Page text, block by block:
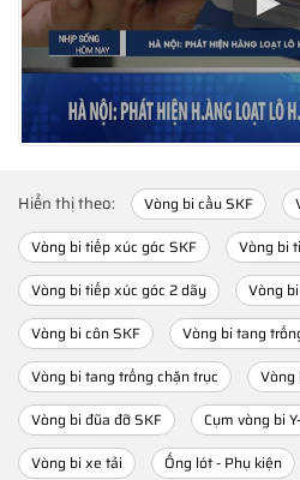
Hiển thị theo: Vòng bi cầu SKF
Vòng bi tiếp xúc góc SKF
Vòng bi
Vòng bi tiếp xúc góc 2 dãy
Vòng
Vòng bi côn SKF
Vòng bi tang
Vòng bi tang trống chặn trục
Vòng
Vòng bi đũa đỡ SKF
Cụm vòng bi
Vòng bi xe tải
Ống lót - Phụ kiện